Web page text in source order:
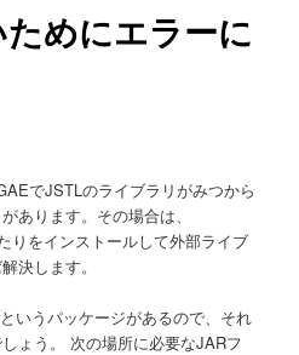
めにエラーに
でJSTLのライブラリがみつから
あります。その場合は、
りをインストールして外部ライブ
決します。
いうパッケージがあるので、それ
ょう。 次の場所に必要なJARフ